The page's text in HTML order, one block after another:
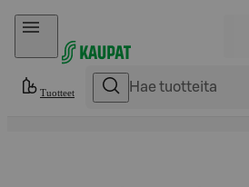
Hyppää sisältöön
Tuotteet